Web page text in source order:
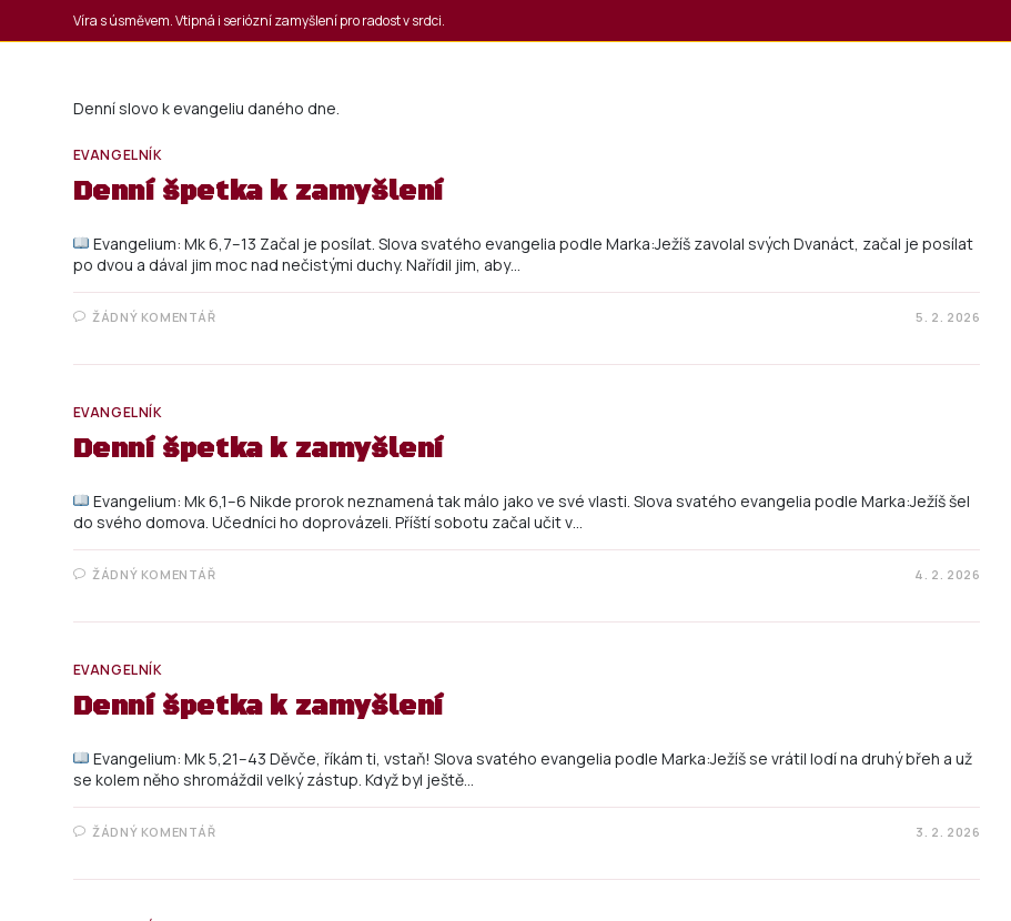
Víra s úsměvem. Vtipná i seriózní zamyšlení pro radost v srdci.
Denní slovo k evangeliu daného dne.
EVANGELNÍK
Denní špetka k zamyšlení
Evangelium: Mk 6,7–13 Začal je posílat. Slova svatého evangelia podle Marka:Ježíš zavolal svých Dvanáct, začal je posílat
po dvou a dával jim moc nad nečistými duchy. Nařídil jim, aby…
ŽÁDNÝ KOMENTÁŘ 5. 2. 2026
EVANGELNÍK
Denní špetka k zamyšlení
Evangelium: Mk 6,1–6 Nikde prorok neznamená tak málo jako ve své vlasti. Slova svatého evangelia podle Marka:Ježíš šel
do svého domova. Učedníci ho doprovázeli. Příští sobotu začal učit v…
ŽÁDNÝ KOMENTÁŘ 4. 2. 2026
EVANGELNÍK
Denní špetka k zamyšlení
Evangelium: Mk 5,21–43 Děvče, říkám ti, vstaň! Slova svatého evangelia podle Marka:Ježíš se vrátil lodí na druhý břeh a už
se kolem něho shromáždil velký zástup. Když byl ještě…
ŽÁDNÝ KOMENTÁŘ 3. 2. 2026